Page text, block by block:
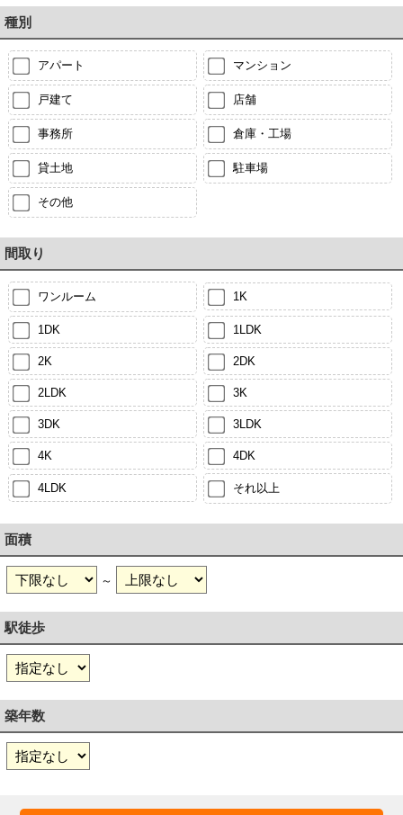
種別
アパート マンション
戸建て 店舗
事務所 倉庫・工場
貸土地 駐車場
その他
間取り
ワンルーム 1K
1DK 1LDK
2K 2DK
2LDK 3K
3DK 3LDK
4K 4DK
4LDK それ以上
面積
～
駅徒歩
築年数